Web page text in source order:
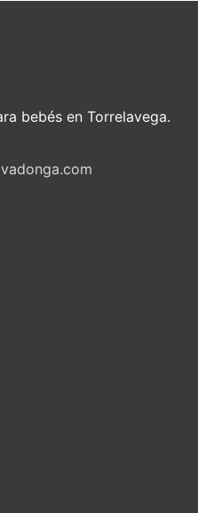
bebés en Torrelavega.